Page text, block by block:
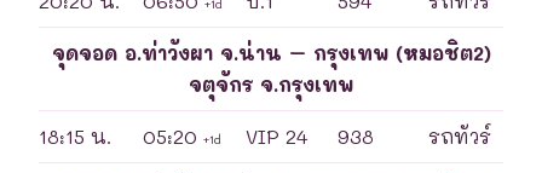
จุดจอด อ.ท่าวังผา จ.น่าน – กรุงเทพ (หมอชิต2)
จตุจักร จ.กรุงเทพ
18:15 น. 05:20 +1d VIP 24 938 รถทัวร์